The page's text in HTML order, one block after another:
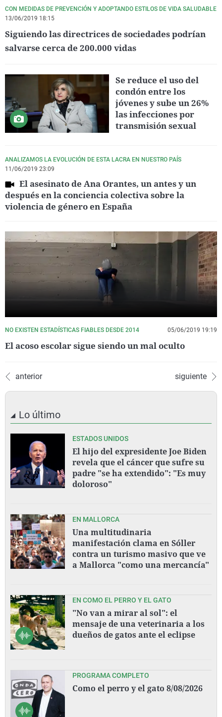
CON MEDIDAS DE PREVENCIÓN Y ADOPTANDO ESTILOS DE VIDA SALUDABLE
13/06/2019 18:15
Siguiendo las directrices de sociedades podrían
salvarse cerca de 200.000 vidas
Se reduce el uso del
condón entre los
jóvenes y sube un 26%
las infecciones por
transmisión sexual
ANALIZAMOS LA EVOLUCIÓN DE ESTA LACRA EN NUESTRO PAÍS
11/06/2019 23:09
El asesinato de Ana Orantes, un antes y un
después en la conciencia colectiva sobre la
violencia de género en España
NO EXISTEN ESTADÍSTICAS FIABLES DESDE 2014 05/06/2019 19:19
El acoso escolar sigue siendo un mal oculto
anterior siguiente
Lo último
ESTADOS UNIDOS
El hijo del expresidente Joe Biden
revela que el cáncer que sufre su
padre "se ha extendido": "Es muy
doloroso"
EN MALLORCA
Una multitudinaria
manifestación clama en Sóller
contra un turismo masivo que ve
a Mallorca "como una mercancía"
EN COMO EL PERRO Y EL GATO
"No van a mirar al sol": el
mensaje de una veterinaria a los
dueños de gatos ante el eclipse
PROGRAMA COMPLETO
Como el perro y el gato 8/08/2026